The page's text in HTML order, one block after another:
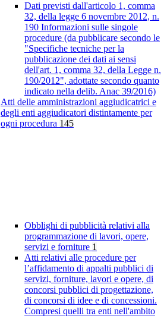
Dati previsti dall'articolo 1, comma
32, della legge 6 novembre 2012, n.
190 Informazioni sulle singole
procedure (da pubblicare secondo le
"Specifiche tecniche per la
pubblicazione dei dati ai sensi
dell'art. 1, comma 32, della Legge n.
190/2012", adottate secondo quanto
indicato nella delib. Anac 39/2016)
Atti delle amministrazioni aggiudicatrici e
degli enti aggiudicatori distintamente per
ogni procedura 145
Obblighi di pubblicità relativi alla
programmazione di lavori, opere,
servizi e forniture 1
Atti relativi alle procedure per
l’affidamento di appalti pubblici di
servizi, forniture, lavori e opere, di
concorsi pubblici di progettazione,
di concorsi di idee e di concessioni.
Compresi quelli tra enti nell'ambito